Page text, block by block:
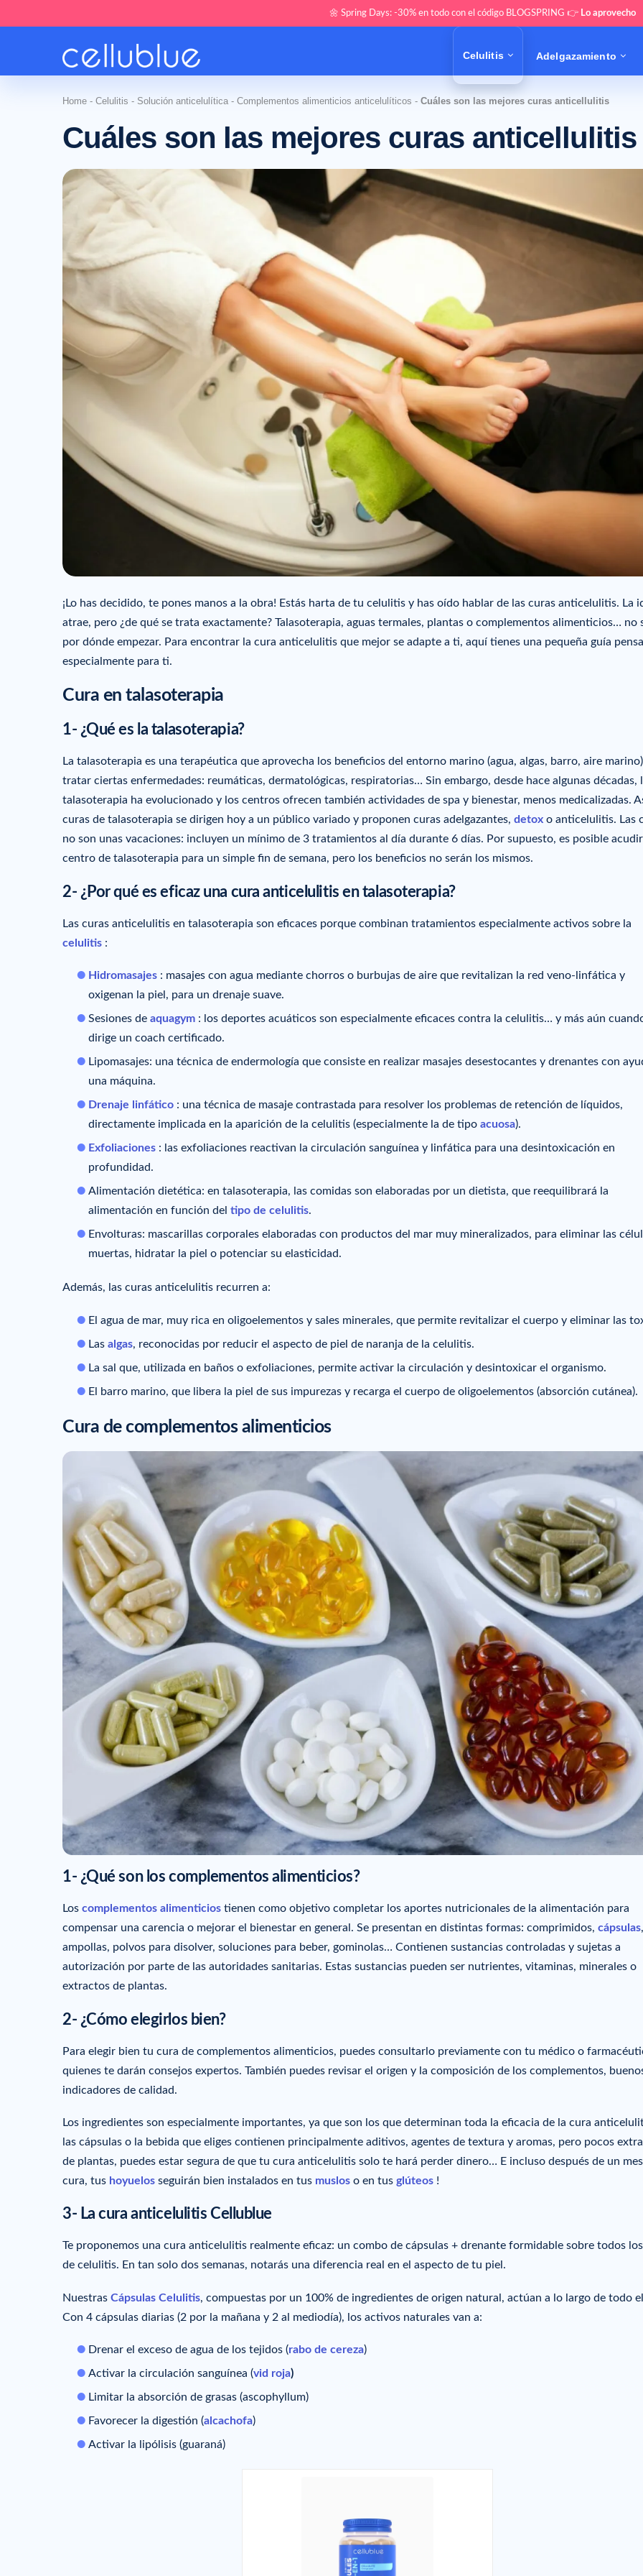
🌼 Spring Days: -30% en todo con el código BLOGSPRING 👉 Lo aprovecho
Celulitis Adelgazamiento
Home - Celulitis - Solución anticelulítica - Complementos alimenticios anticelulíticos - Cuáles son las mejores curas anticellulitis
Cuáles son las mejores curas anticellulitis
¡Lo has decidido, te pones manos a la obra! Estás harta de tu celulitis y has oído hablar de las curas anticelulitis. La
atrae, pero ¿de qué se trata exactamente? Talasoterapia, aguas termales, plantas o complementos alimenticios… no
por dónde empezar. Para encontrar la cura anticelulitis que mejor se adapte a ti, aquí tienes una pequeña guía
especialmente para ti.
Cura en talasoterapia
1- ¿Qué es la talasoterapia?
La talasoterapia es una terapéutica que aprovecha los beneficios del entorno marino (agua, algas, barro, aire
tratar ciertas enfermedades: reumáticas, dermatológicas, respiratorias… Sin embargo, desde hace algunas décadas,
talasoterapia ha evolucionado y los centros ofrecen también actividades de spa y bienestar, menos medicalizadas.
curas de talasoterapia se dirigen hoy a un público variado y proponen curas adelgazantes, detox o anticelulitis. Las
no son unas vacaciones: incluyen un mínimo de 3 tratamientos al día durante 6 días. Por supuesto, es posible
centro de talasoterapia para un simple fin de semana, pero los beneficios no serán los mismos.
2- ¿Por qué es eficaz una cura anticelulitis en talasoterapia?
Las curas anticelulitis en talasoterapia son eficaces porque combinan tratamientos especialmente activos sobre la
celulitis :
Hidromasajes : masajes con agua mediante chorros o burbujas de aire que revitalizan la red veno-linfática y
oxigenan la piel, para un drenaje suave.
Sesiones de aquagym : los deportes acuáticos son especialmente eficaces contra la celulitis… y más aún
dirige un coach certificado.
Lipomasajes: una técnica de endermología que consiste en realizar masajes desestocantes y drenantes con
una máquina.
Drenaje linfático : una técnica de masaje contrastada para resolver los problemas de retención de líquidos,
directamente implicada en la aparición de la celulitis (especialmente la de tipo acuosa).
Exfoliaciones : las exfoliaciones reactivan la circulación sanguínea y linfática para una desintoxicación en
profundidad.
Alimentación dietética: en talasoterapia, las comidas son elaboradas por un dietista, que reequilibrará la
alimentación en función del tipo de celulitis.
Envolturas: mascarillas corporales elaboradas con productos del mar muy mineralizados, para eliminar las
muertas, hidratar la piel o potenciar su elasticidad.
Además, las curas anticelulitis recurren a:
El agua de mar, muy rica en oligoelementos y sales minerales, que permite revitalizar el cuerpo y eliminar las
Las algas, reconocidas por reducir el aspecto de piel de naranja de la celulitis.
La sal que, utilizada en baños o exfoliaciones, permite activar la circulación y desintoxicar el organismo.
El barro marino, que libera la piel de sus impurezas y recarga el cuerpo de oligoelementos (absorción cutánea).
Cura de complementos alimenticios
1- ¿Qué son los complementos alimenticios?
Los complementos alimenticios tienen como objetivo completar los aportes nutricionales de la alimentación para
compensar una carencia o mejorar el bienestar en general. Se presentan en distintas formas: comprimidos, cápsulas,
ampollas, polvos para disolver, soluciones para beber, gominolas… Contienen sustancias controladas y sujetas a
autorización por parte de las autoridades sanitarias. Estas sustancias pueden ser nutrientes, vitaminas, minerales o
extractos de plantas.
2- ¿Cómo elegirlos bien?
Para elegir bien tu cura de complementos alimenticios, puedes consultarlo previamente con tu médico o
quienes te darán consejos expertos. También puedes revisar el origen y la composición de los complementos,
indicadores de calidad.
Los ingredientes son especialmente importantes, ya que son los que determinan toda la eficacia de la cura
las cápsulas o la bebida que eliges contienen principalmente aditivos, agentes de textura y aromas, pero pocos
de plantas, puedes estar segura de que tu cura anticelulitis solo te hará perder dinero… E incluso después de un
cura, tus hoyuelos seguirán bien instalados en tus muslos o en tus glúteos !
3- La cura anticelulitis Cellublue
Te proponemos una cura anticelulitis realmente eficaz: un combo de cápsulas + drenante formidable sobre todos
de celulitis. En tan solo dos semanas, notarás una diferencia real en el aspecto de tu piel.
Nuestras Cápsulas Celulitis, compuestas por un 100% de ingredientes de origen natural, actúan a lo largo de todo
Con 4 cápsulas diarias (2 por la mañana y 2 al mediodía), los activos naturales van a:
Drenar el exceso de agua de los tejidos (rabo de cereza)
Activar la circulación sanguínea (vid roja)
Limitar la absorción de grasas (ascophyllum)
Favorecer la digestión (alcachofa)
Activar la lipólisis (guaraná)